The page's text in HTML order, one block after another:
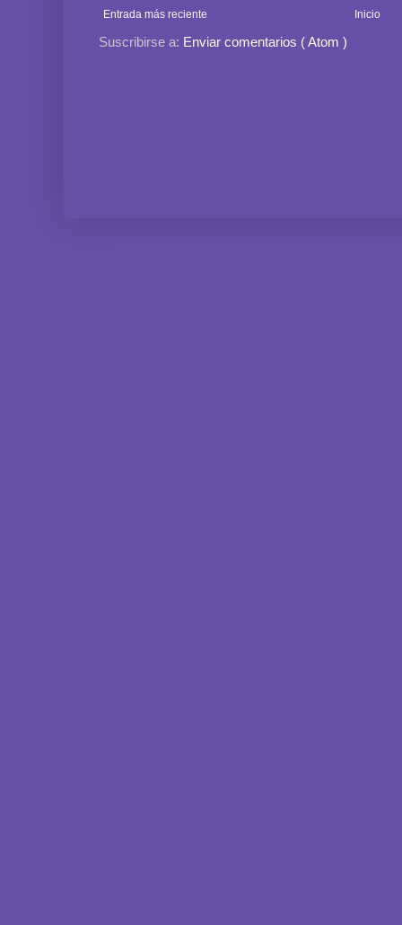
Entrada más reciente Inicio
Suscribirse a: Enviar comentarios ( Atom )